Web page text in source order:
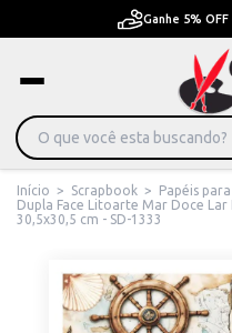
Ganhe 5%
Início > Scrapbook > Papéis
Dupla Face Litoarte Mar Doce
30,5x30,5 cm - SD-1333